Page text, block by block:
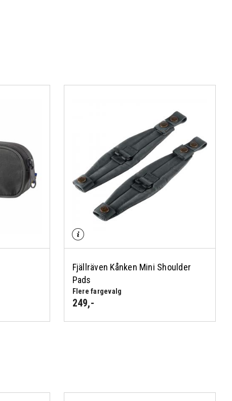
Fjällräven Kånken Mini Shoulder
Pads
Flere fargevalg
249,-